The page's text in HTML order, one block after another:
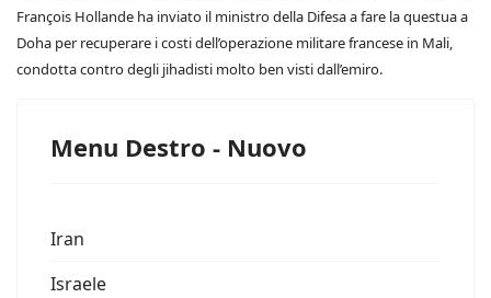
François Hollande ha inviato il ministro della Difesa a fare la questua a
Doha per recuperare i costi dell’operazione militare francese in Mali,
condotta contro degli jihadisti molto ben visti dall’emiro.
Menu Destro - Nuovo
Iran
Israele